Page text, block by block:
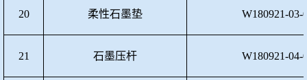
20 柔性石墨垫 W180921-03-
21 石墨压杆 W180921-04-